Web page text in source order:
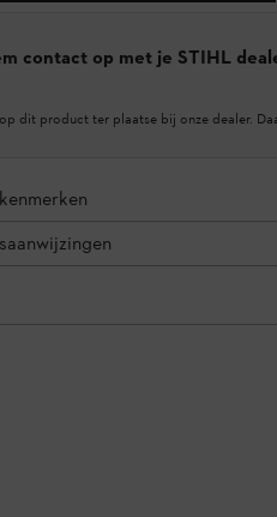
contact op met je STIHL
dit product ter plaatse bij onze dealer.